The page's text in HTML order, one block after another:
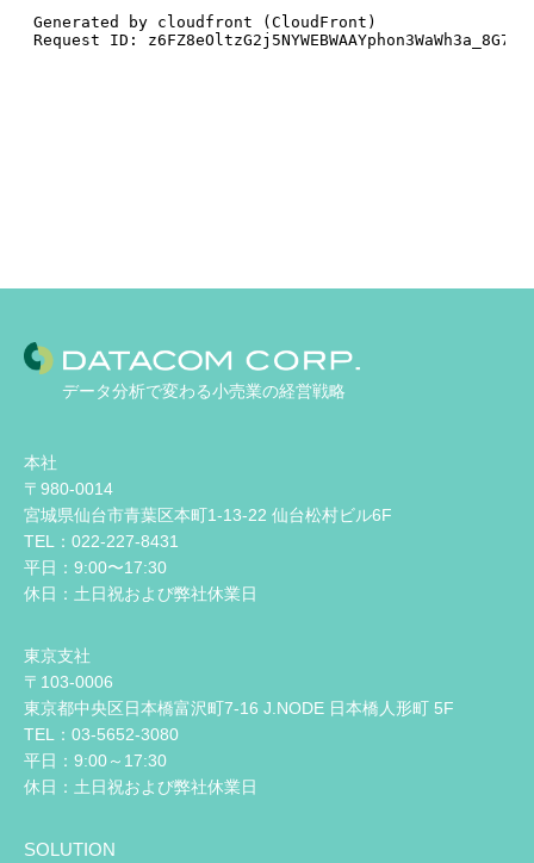
データ分析で変わる小売業の経営戦略
本社
〒980-0014
宮城県仙台市青葉区本町1-13-22 仙台松村ビル6F
TEL：022-227-8431
平日：9:00〜17:30
休日：土日祝および弊社休業日
東京支社
〒103-0006
東京都中央区日本橋富沢町7-16 J.NODE 日本橋人形町 5F
TEL：03-5652-3080
平日：9:00～17:30
休日：土日祝および弊社休業日
SOLUTION